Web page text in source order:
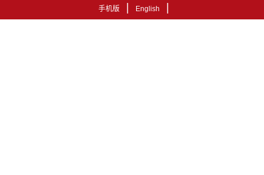
手机版 | English |